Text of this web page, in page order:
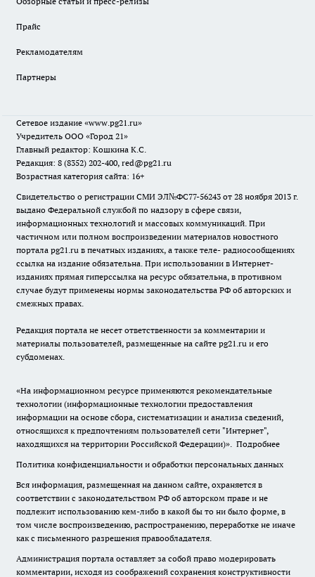
Прайс
Рекламодателям
Партнеры
Сетевое издание «www.pg21.ru»
Учредитель ООО «Город 21»
Главный редактор: Кошкина К.С.
Редакция: 8 (8352) 202-400, red@pg21.ru
Возрастная категория сайта: 16+
Свидетельство о регистрации СМИ ЭЛ№ФС77-56243 от 28 ноября 2013 г.
выдано Федеральной службой по надзору в сфере связи,
информационных технологий и массовых коммуникаций. При
частичном или полном воспроизведении материалов новостного
портала pg21.ru в печатных изданиях, а также теле- радиосообщениях
ссылка на издание обязательна. При использовании в Интернет-
изданиях прямая гиперссылка на ресурс обязательна, в противном
случае будут применены нормы законодательства РФ об авторских и
смежных правах.
Редакция портала не несет ответственности за комментарии и
материалы пользователей, размещенные на сайте pg21.ru и его
субдоменах.
«На информационном ресурсе применяются рекомендательные
технологии (информационные технологии предоставления
информации на основе сбора, систематизации и анализа сведений,
относящихся к предпочтениям пользователей сети "Интернет",
находящихся на территории Российской Федерации)». Подробнее
Политика конфиденциальности и обработки персональных данных
Вся информация, размещенная на данном сайте, охраняется в
соответствии с законодательством РФ об авторском праве и не
подлежит использованию кем-либо в какой бы то ни было форме, в
том числе воспроизведению, распространению, переработке не иначе
как с письменного разрешения правообладателя.
Администрация портала оставляет за собой право модерировать
комментарии, исходя из соображений сохранения конструктивности